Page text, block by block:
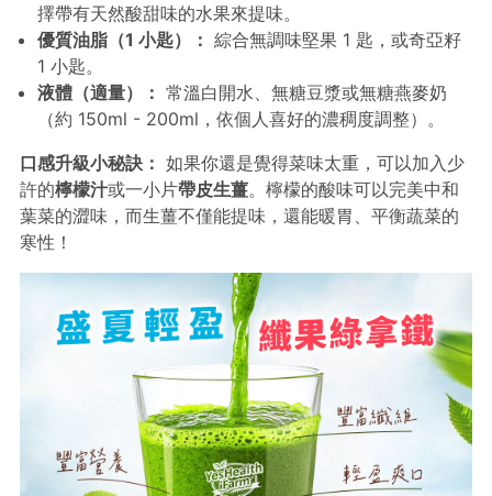
擇帶有天然酸甜味的水果來提味。
優質油脂（1 小匙）： 綜合無調味堅果 1 匙，或奇亞籽
1 小匙。
液體（適量）： 常溫白開水、無糖豆漿或無糖燕麥奶
（約 150ml - 200ml，依個人喜好的濃稠度調整）。
口感升級小秘訣： 如果你還是覺得菜味太重，可以加入少
許的檸檬汁或一小片帶皮生薑。檸檬的酸味可以完美中和
葉菜的澀味，而生薑不僅能提味，還能暖胃、平衡蔬菜的
寒性！